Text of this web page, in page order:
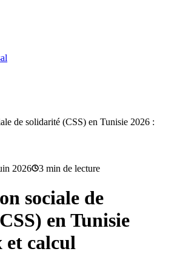
de solidarité (CSS) en Tunisie 2026 :
2026 3 min de lecture
sociale de
en Tunisie
et calcul